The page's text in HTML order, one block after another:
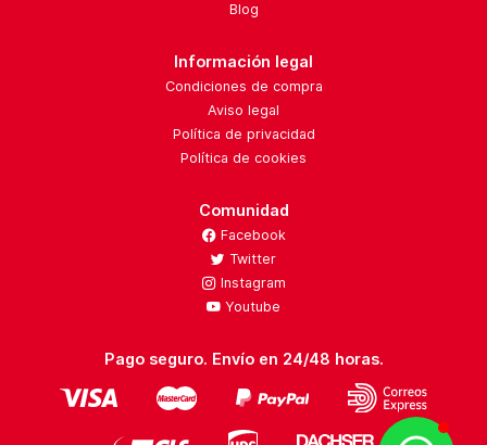
Blog
Información legal
Condiciones de compra
Aviso legal
Política de privacidad
Política de cookies
Comunidad
Facebook
Twitter
Instagram
Youtube
Pago seguro. Envío en 24/48 horas.